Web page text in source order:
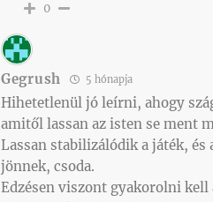
0
Gegrush 5 hónapja
Hihetetlenül jó leírni, ahogy
amitől lassan az isten se ment
Lassan stabilizálódik a játék, és
jönnek, csoda.
Edzésen viszont gyakorolni